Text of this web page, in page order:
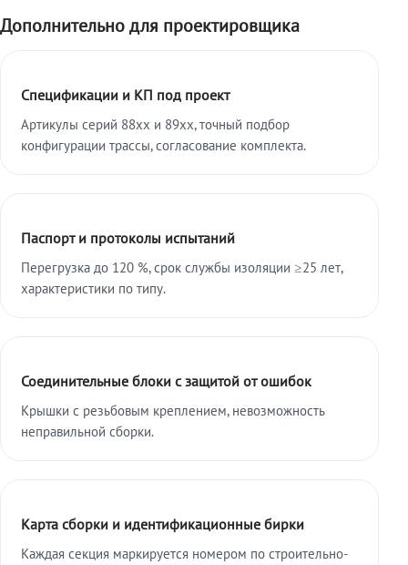
Дополнительно для проектировщика
Спецификации и КП под проект
Артикулы серий 88xx и 89xx, точный подбор
конфигурации трассы, согласование комплекта.
Паспорт и протоколы испытаний
Перегрузка до 120 %, срок службы изоляции ≥25 лет,
характеристики по типу.
Соединительные блоки с защитой от ошибок
Крышки с резьбовым креплением, невозможность
неправильной сборки.
Карта сборки и идентификационные бирки
Каждая секция маркируется номером по строительно-